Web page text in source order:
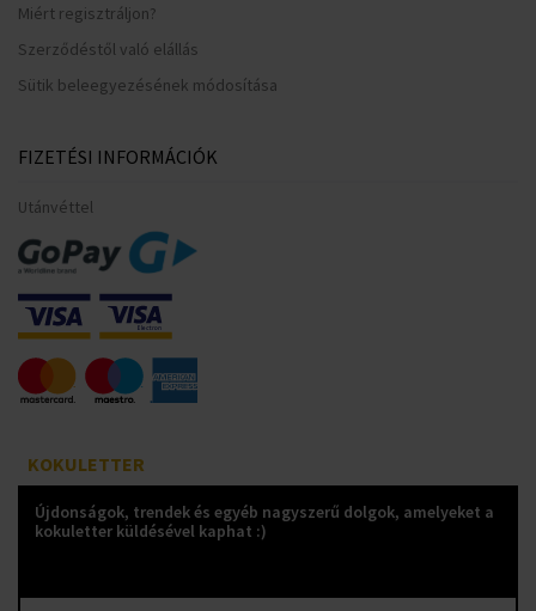
Miért regisztráljon?
Szerződéstől való elállás
Sütik beleegyezésének módosítása
FIZETÉSI INFORMÁCIÓK
Utánvéttel
KOKULETTER
Újdonságok, trendek és egyéb nagyszerű dolgok, amelyeket a
kokuletter küldésével kaphat :)